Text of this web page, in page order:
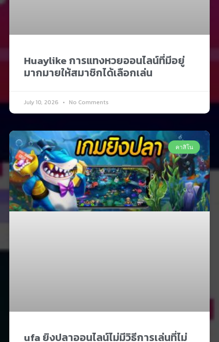
Huaylike การแทงหวยออนไลน์ที่มีอยู่
มากมายให้สมาชิกได้เลือกเล่น
July 10, 2026 No Comments
คาสิโน
ufa ยิงปลาออนไลน์ไม่มีวิธีการเล่นที่ไม่